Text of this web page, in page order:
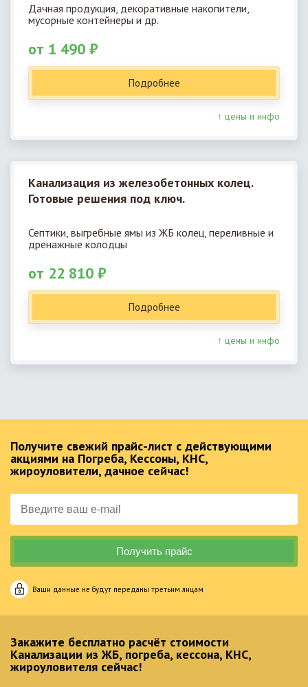
Дачная продукция, декоративные накопители,
мусорные контейнеры и др.
от 1 490 ₽
Подробнее
↑ цены и инфо
Канализация из железобетонных колец.
Готовые решения под ключ.
Септики, выгребные ямы из ЖБ колец, переливные и
дренажные колодцы
от 22 810 ₽
Подробнее
↑ цены и инфо
Получите свежий прайс-лист с действующими
акциями на Погреба, Кессоны, КНС,
жироуловители, дачное сейчас!
Ваши данные не будут переданы третьим лицам
Закажите бесплатно расчёт стоимости
Канализации из ЖБ, погреба, кессона, КНС,
жироуловителя сейчас!